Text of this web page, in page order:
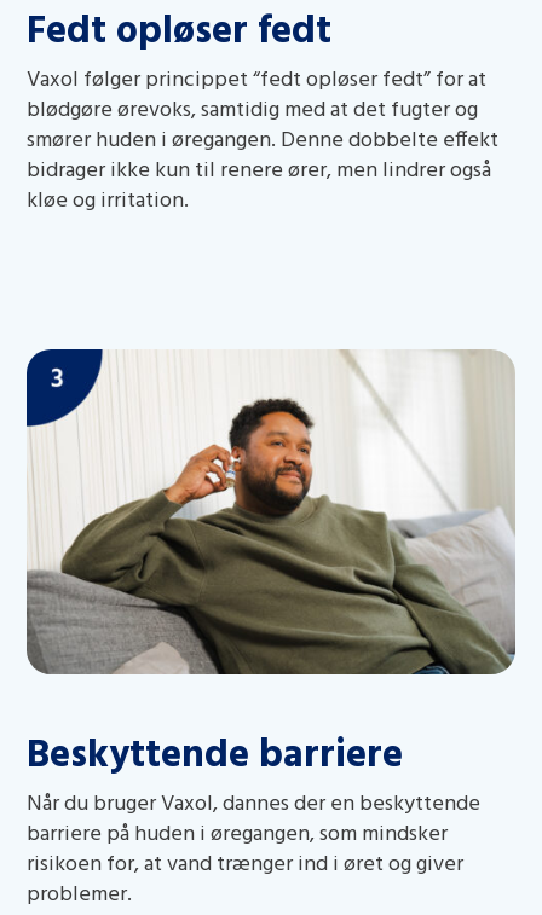
Fedt opløser fedt
Vaxol følger princippet “fedt opløser fedt” for at
blødgøre ørevoks, samtidig med at det fugter og
smører huden i øregangen. Denne dobbelte effekt
bidrager ikke kun til renere ører, men lindrer også
kløe og irritation.
Beskyttende barriere
Når du bruger Vaxol, dannes der en beskyttende
barriere på huden i øregangen, som mindsker
risikoen for, at vand trænger ind i øret og giver
problemer.